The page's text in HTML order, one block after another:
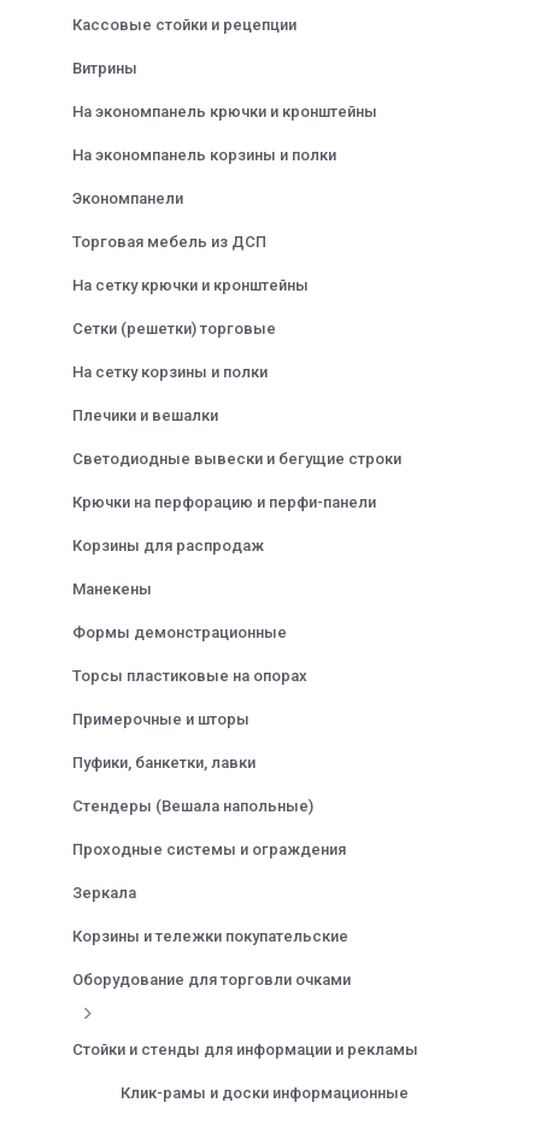
Кассовые стойки и рецепции
Витрины
На экономпанель крючки и кронштейны
На экономпанель корзины и полки
Экономпанели
Торговая мебель из ДСП
На сетку крючки и кронштейны
Сетки (решетки) торговые
На сетку корзины и полки
Плечики и вешалки
Светодиодные вывески и бегущие строки
Крючки на перфорацию и перфи-панели
Корзины для распродаж
Манекены
Формы демонстрационные
Торсы пластиковые на опорах
Примерочные и шторы
Пуфики, банкетки, лавки
Стендеры (Вешала напольные)
Проходные системы и ограждения
Зеркала
Корзины и тележки покупательские
Оборудование для торговли очками
Стойки и стенды для информации и рекламы
Клик-рамы и доски информационные